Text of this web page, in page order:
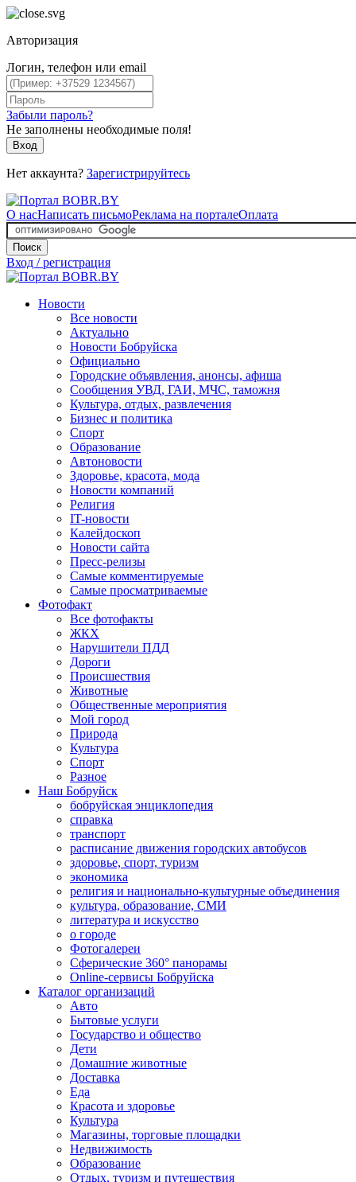
Авторизация
Логин, телефон или email
Забыли пароль?
Не заполнены необходимые поля!
Вход
Нет аккаунта? Зарегистрируйтесь
О насНаписать письмоРеклама на порталеОплата
Поиск
Вход / регистрация
Новости
Все новости
Актуально
Новости Бобруйска
Официально
Городские объявления, анонсы, афиша
Сообщения УВД, ГАИ, МЧС, таможня
Культура, отдых, развлечения
Бизнес и политика
Спорт
Образование
Автоновости
Здоровье, красота, мода
Новости компаний
Религия
IT-новости
Калейдоскоп
Новости сайта
Пресс-релизы
Самые комментируемые
Самые просматриваемые
Фотофакт
Все фотофакты
ЖКХ
Нарушители ПДД
Дороги
Происшествия
Животные
Общественные мероприятия
Мой город
Природа
Культура
Спорт
Разное
Наш Бобруйск
бобруйская энциклопедия
справка
транспорт
расписание движения городских автобусов
здоровье, спорт, туризм
экономика
религия и национально-культурные объединения
культура, образование, СМИ
литература и искусство
о городе
Фотогалереи
Сферические 360° панорамы
Online-сервисы Бобруйска
Каталог организаций
Авто
Бытовые услуги
Государство и общество
Дети
Домашние животные
Доставка
Еда
Красота и здоровье
Культура
Магазины, торговые площадки
Недвижимость
Образование
Отдых, туризм и путешествия